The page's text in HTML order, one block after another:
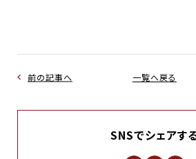
前の記事へ 一覧へ戻る
SNSでシェアす